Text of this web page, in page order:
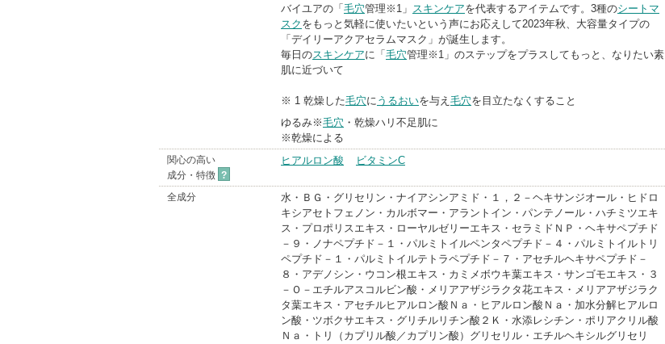
バイユアの「 毛穴管理※1」 スキンケアを代表するアイテムです。3種のシートマ
スク をもっと気軽に使いたいという声にお応えして2023年秋、大容量タイプの
「デイリーアクアセラムマスク」が誕生します。
毎日のスキンケアに「 毛穴管理※1」のステップをプラスしてもっと、なりたい素
肌に近づいて
※ 1 乾燥した毛穴に うるおいを与え 毛穴を目立たなくすること
ゆるみ※毛穴 ・乾燥ハリ不足肌に
※乾燥による
関心の高い
成分・特徴 ?
ヒアルロン酸 ビタミンC
全成分
水・ＢＧ・グリセリン・ナイアシンアミド・１，２－ヘキサンジオール・ヒドロ
キシアセトフェノン・カルボマー・アラントイン・パンテノール・ハチミツエキ
ス・プロポリスエキス・ローヤルゼリーエキス・セラミドＮＰ・ヘキサペプチド
－９・ノナペプチド－１・パルミトイルペンタペプチド－４・パルミトイルトリ
ペプチド－１・パルミトイルテトラペプチド－７・アセチルヘキサペプチド－
８・アデノシン・ウコン根エキス・カミメボウキ葉エキス・サンゴモエキス・３
－Ｏ－エチルアスコルビン酸・メリアアザジラクタ花エキス・メリアアザジラク
タ葉エキス・アセチルヒアルロン酸Ｎａ・ヒアルロン酸Ｎａ・加水分解ヒアルロ
ン酸・ツボクサエキス・グリチルリチン酸２Ｋ・水添レシチン・ポリアクリル酸
Ｎａ・トリ（カプリル酸／カプリン酸）グリセリル・エチルヘキシルグリセリ